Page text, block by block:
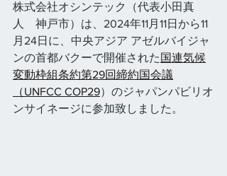
株式会社オシンテック（代表小田真
人　神戸市）は、2024年11月11日から11
月24日に、中央アジア アゼルバイジャ
ンの首都バクーで開催された 国連気候
変動枠組条約第29回締約国会議
（UNFCC COP29）のジャパンパビリオ
ンサイネージに参加致しました。